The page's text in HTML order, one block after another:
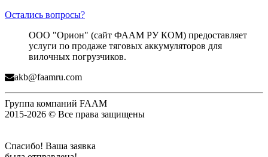
Остались вопросы?
ООО "Орион" (сайт ФААМ РУ КОМ) предоставляет
услуги по продаже тяговых аккумуляторов для
вилочных погрузчиков.
akb@faamru.com
Группа компаний FAAM
2015-2026 © Все права защищены
Спасибо! Ваша заявка